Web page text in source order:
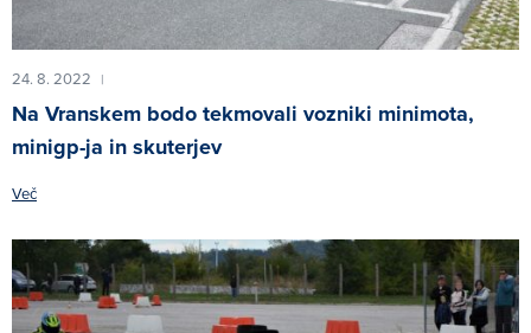
24. 8. 2022 |
Na Vranskem bodo tekmovali vozniki minimota,
minigp-ja in skuterjev
Več